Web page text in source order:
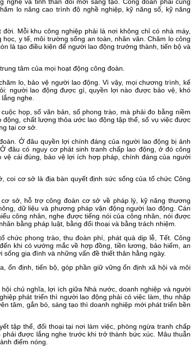
lo nâng cao trình độ nghề nghiệp, kỹ năng số, kỹ năng
Mỗi khu công nghiệp phải là nơi không chỉ có nhà máy,
y tế, môi trường sống an toàn, nhân văn. Chăm lo công
là tạo điều kiện để người lao động trưởng thành, tiến bộ và
tâm của mọi hoạt động công đoàn.
lo, bảo vệ người lao động. Vì vậy, mọi chương trình, kế
người lao động được gì, quyền lợi nào được bảo vệ, khó
nghe.
họp, số văn bản, số phong trào, mà phải đo bằng niềm
chất lượng thỏa ước lao động tập thể, số vụ việc được
tại cơ sở.
Ở đâu quyền lợi chính đáng của người lao động bị ảnh
đâu có nguy cơ phát sinh tranh chấp lao động, ở đó công
vệ cái đúng, bảo vệ lợi ích hợp pháp, chính đáng của người
coi cơ sở là địa bàn quyết định sức sống của tổ chức Công
sở, hỗ trợ công đoàn cơ sở về pháp lý, kỹ năng thương
dữ liệu và phương pháp vận động người lao động. Cán
công nhân, nghe được tiếng nói của công nhân, nói được
bằng pháp luật, bằng đối thoại và bằng trách nhiệm.
chức phong trào, thu đoàn phí, phát quà dịp lễ, Tết. Công
khi có vướng mắc về hợp đồng, tiền lương, bảo hiểm, an
gia đình và những vấn đề thiết thân hằng ngày.
ổn định, tiến bộ, góp phần giữ vững ổn định xã hội và môi
chủ nghĩa, lợi ích giữa Nhà nước, doanh nghiệp và người
phát triển thì người lao động phải có việc làm, thu nhập
tâm, gắn bó, sáng tạo thì doanh nghiệp mới phát triển bền
tập thể, đối thoại tại nơi làm việc, phòng ngừa tranh chấp
được lắng nghe trước khi trở thành bức xúc. Mâu thuẫn
điểm nóng.